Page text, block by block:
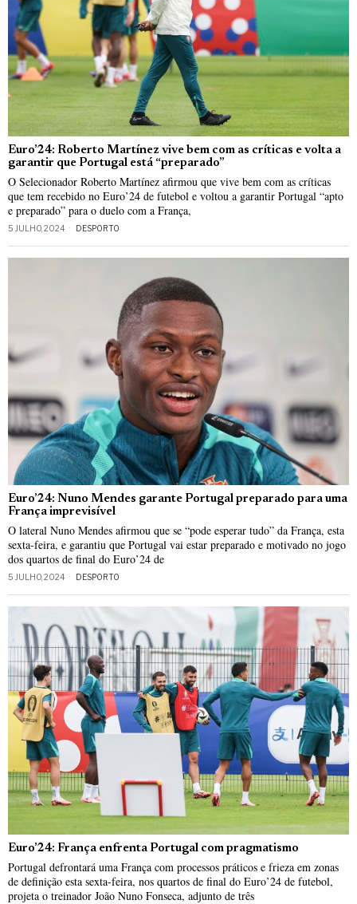
Euro’24: Roberto Martínez vive bem com as críticas e volta a
garantir que Portugal está “preparado”
O Selecionador Roberto Martínez afirmou que vive bem com as críticas
que tem recebido no Euro’24 de futebol e voltou a garantir Portugal “apto
e preparado” para o duelo com a França,
5 JULHO, 2024 DESPORTO
Euro’24: Nuno Mendes garante Portugal preparado para uma
França imprevisível
O lateral Nuno Mendes afirmou que se “pode esperar tudo” da França, esta
sexta-feira, e garantiu que Portugal vai estar preparado e motivado no jogo
dos quartos de final do Euro’24 de
5 JULHO, 2024 DESPORTO
Euro’24: França enfrenta Portugal com pragmatismo
Portugal defrontará uma França com processos práticos e frieza em zonas
de definição esta sexta-feira, nos quartos de final do Euro’24 de futebol,
projeta o treinador João Nuno Fonseca, adjunto de três